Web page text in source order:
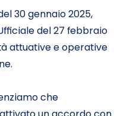
30 gennaio 2025,
del 27 febbraio
attuative e operative
che